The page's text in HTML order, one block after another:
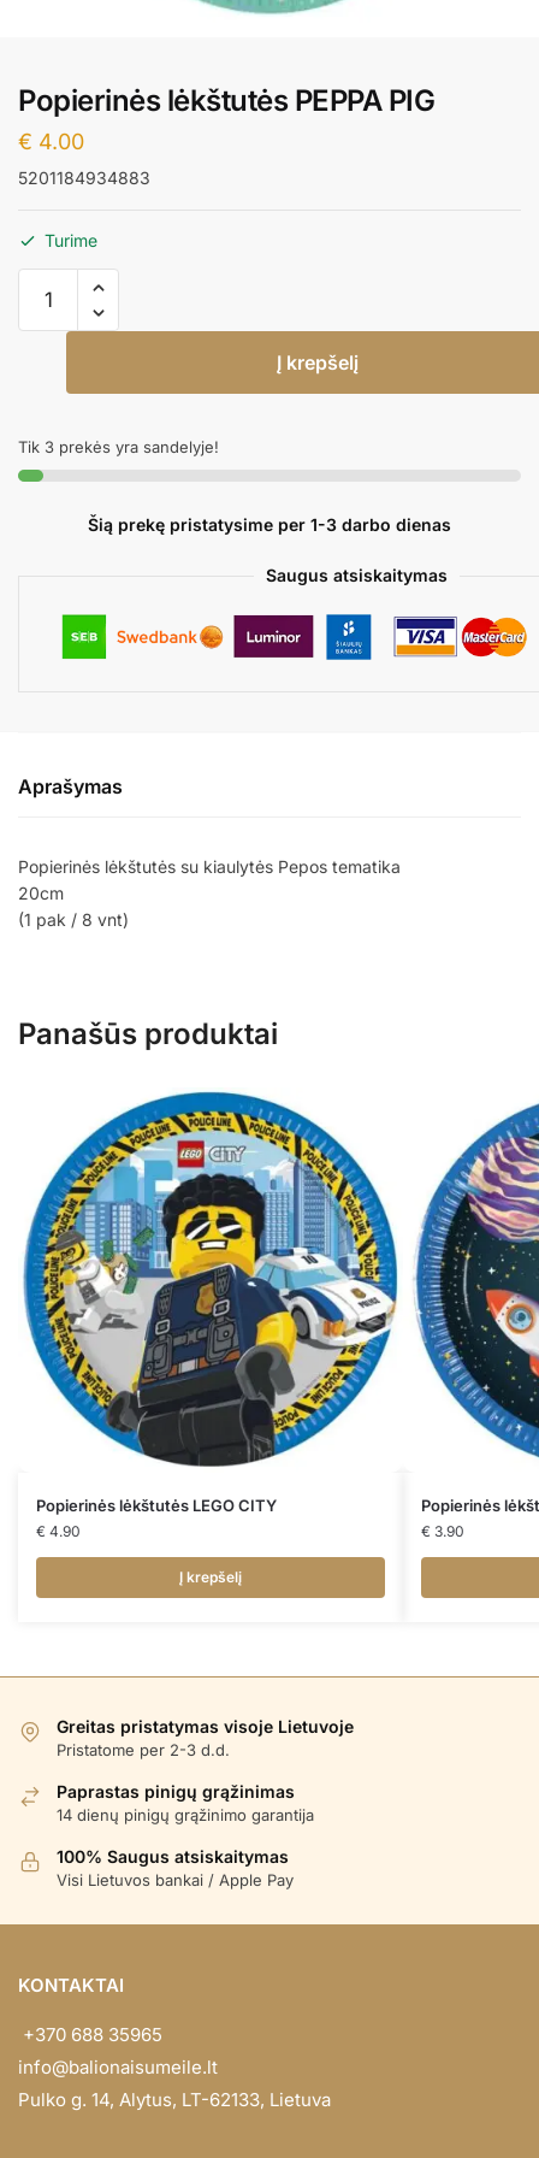
Popierinės lėkštutės PEPPA PIG
€ 4.00
5201184934883
Turime
kiekis:
Popierinės
PEPPA
Į krepšelį
Tik 3 prekės yra sandelyje!
Šią prekę pristatysime per 1-3 darbo dienas
Saugus atsiskaitymas
Aprašymas
Popierinės lėkštutės su kiaulytės Pepos tematika
20cm
(1 pak / 8 vnt)
Panašūs produktai
Popierinės lėkštutės LEGO CITY
€ 4.90
Į krepšelį
Popierinės
€ 3.90
Greitas pristatymas visoje Lietuvoje
Pristatome per 2-3 d.d.
Paprastas pinigų grąžinimas
14 dienų pinigų grąžinimo garantija
100% Saugus atsiskaitymas
Visi Lietuvos bankai / Apple Pay
KONTAKTAI
+370 688 35965
info@balionaisumeile.lt
Pulko g. 14, Alytus, LT-62133, Lietuva